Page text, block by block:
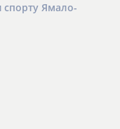
спорту Ямало-